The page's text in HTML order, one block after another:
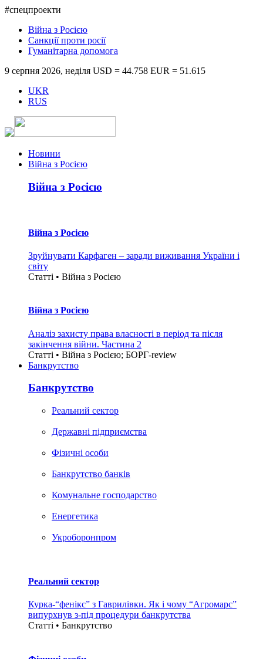
#спецпроекти
Війна з Росією
Санкції проти росії
Гуманітарна допомога
9 серпня 2026, неділя USD = 44.758 EUR = 51.615
UKR
RUS
Новини
Війна з Росією
Війна з Росією
Війна з Росією
Зруйнувати Карфаген – заради виживання України і
світу
Статті • Війна з Росією
Війна з Росією
Аналіз захисту права власності в період та після
закінчення війни. Частина 2
Статті • Війна з Росією; БОРГ-review
Банкрутство
Банкрутство
Реальний сектор
Державні підприємства
Фізичні особи
Банкрутство банків
Комунальне господарство
Енергетика
Укроборонпром
Реальний сектор
Курка-“фенікс” з Гаврилівки. Як і чому “Агромарс”
випурхнув з-під процедури банкрутства
Статті • Банкрутство